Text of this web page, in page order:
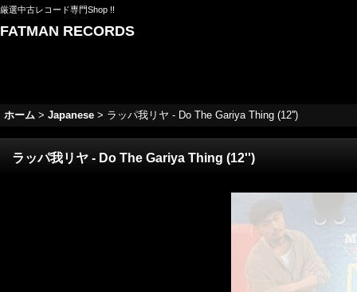
厳選中古レコード専門Shop !!
FATMAN RECORDS
ホーム > Japanese > ラッパ我リヤ - Do The Gariya Thing (12'')
ラッパ我リヤ - Do The Gariya Thing (12'')